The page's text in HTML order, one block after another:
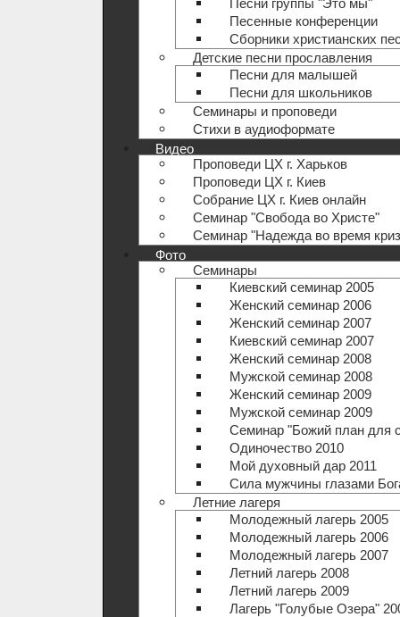
Песни группы "Это мы"
Песенные конференции
Сборники христианских
Детские песни прославления
Песни для малышей
Песни для школьников
Семинары и проповеди
Стихи в аудиоформате
Видео
Проповеди ЦХ г. Харьков
Проповеди ЦХ г. Киев
Собрание ЦХ г. Киев онлайн
Семинар "Свобода во Христе"
Семинар "Надежда во время
Фото
Семинары
Киевский семинар 2005
Женский семинар 2006
Женский семинар 2007
Киевский семинар 2007
Женский семинар 2008
Мужской семинар 2008
Женский семинар 2009
Мужской семинар 2009
Семинар "Божий план для
Одиночество 2010
Мой духовный дар 2011
Сила мужчины глазами
Летние лагеря
Молодежный лагерь 2005
Молодежный лагерь 2006
Молодежный лагерь 2007
Летний лагерь 2008
Летний лагерь 2009
Лагерь "Голубые Озера"